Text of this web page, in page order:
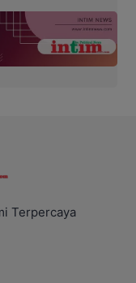
Terpercaya